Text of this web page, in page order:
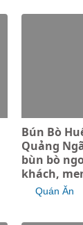
Bún Bò
Quảng
bùn bò
khách,
Quán Ăn